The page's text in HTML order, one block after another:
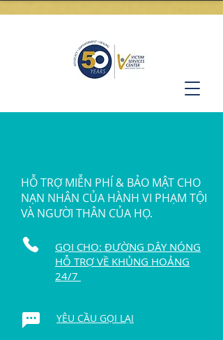
HỖ TRỢ MIỄN PHÍ & BẢO MẬT CHO
NẠN NHÂN CỦA HÀNH VI PHẠM TỘI
VÀ NGƯỜI THÂN CỦA HỌ.
GỌI CHO: ĐƯỜNG DÂY NÓNG
HỖ TRỢ VỀ KHỦNG HOẢNG
24/7
YÊU CẦU GỌI LẠI